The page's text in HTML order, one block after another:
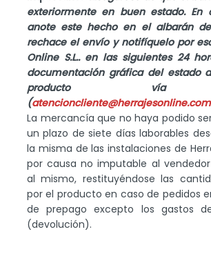
exteriormente en buen estado. En
anote este hecho en el albarán
rechace el envío y notifíquelo por
Online S.L.. en las siguientes 24
documentación gráfica del estado
producto vía
(atencioncliente@herrajesonline.com
La mercancía que no haya podido
un plazo de siete días laborables
la misma de las instalaciones de
por causa no imputable al
al mismo, restituyéndose las
por el producto en caso de pedidos
de prepago excepto los gastos
(devolución).